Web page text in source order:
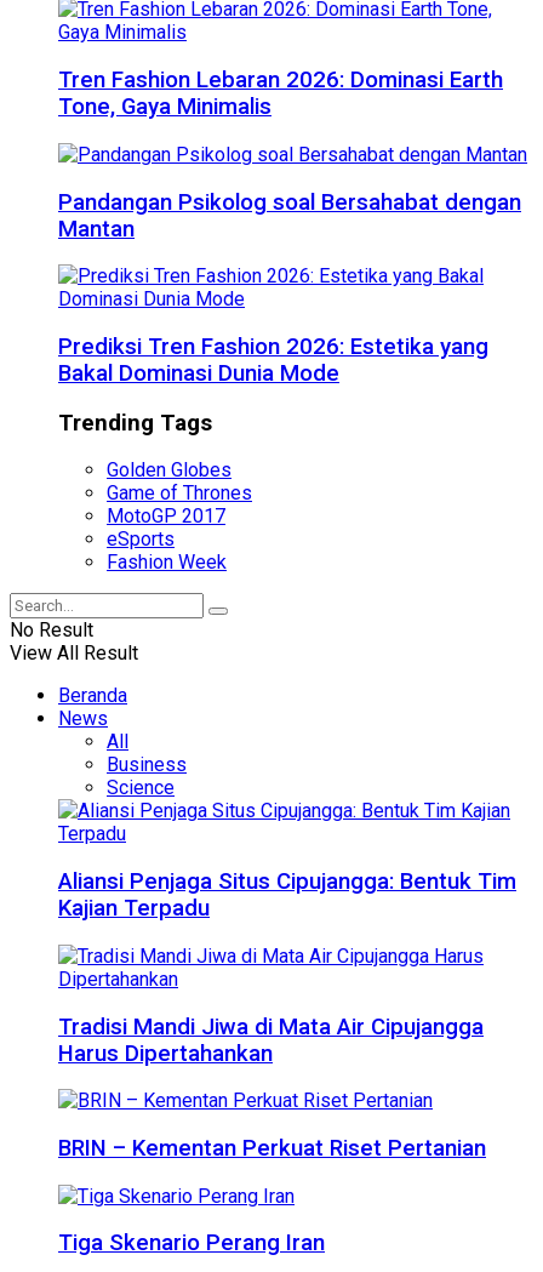
Tren Fashion Lebaran 2026: Dominasi Earth
Tone, Gaya Minimalis
Pandangan Psikolog soal Bersahabat dengan
Mantan
Prediksi Tren Fashion 2026: Estetika yang
Bakal Dominasi Dunia Mode
Trending Tags
Golden Globes
Game of Thrones
MotoGP 2017
eSports
Fashion Week
No Result
View All Result
Beranda
News
All
Business
Science
Aliansi Penjaga Situs Cipujangga: Bentuk Tim
Kajian Terpadu
Tradisi Mandi Jiwa di Mata Air Cipujangga
Harus Dipertahankan
BRIN – Kementan Perkuat Riset Pertanian
Tiga Skenario Perang Iran